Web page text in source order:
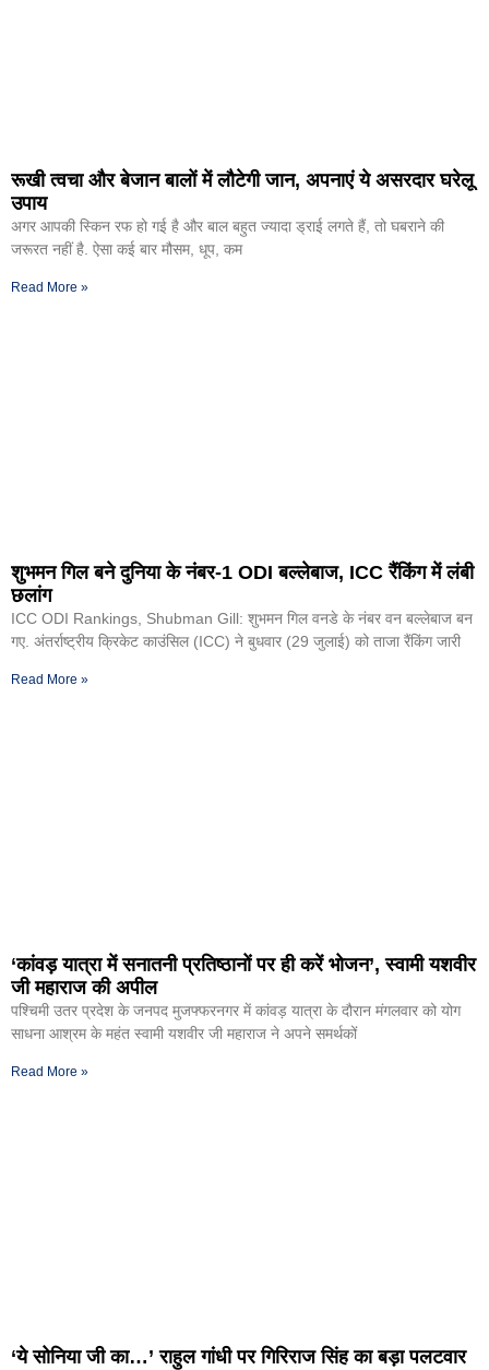
रूखी त्वचा और बेजान बालों में लौटेगी जान, अपनाएं ये असरदार घरेलू
उपाय
अगर आपकी स्किन रफ हो गई है और बाल बहुत ज्यादा ड्राई लगते हैं, तो घबराने की
जरूरत नहीं है. ऐसा कई बार मौसम, धूप, कम
Read More »
शुभमन गिल बने दुनिया के नंबर-1 ODI बल्लेबाज, ICC रैंकिंग में लंबी
छलांग
ICC ODI Rankings, Shubman Gill: शुभमन गिल वनडे के नंबर वन बल्लेबाज बन
गए. अंतर्राष्ट्रीय क्रिकेट काउंसिल (ICC) ने बुधवार (29 जुलाई) को ताजा रैंकिंग जारी
Read More »
‘कांवड़ यात्रा में सनातनी प्रतिष्ठानों पर ही करें भोजन’, स्वामी यशवीर
जी महाराज की अपील
पश्चिमी उतर प्रदेश के जनपद मुजफ्फरनगर में कांवड़ यात्रा के दौरान मंगलवार को योग
साधना आश्रम के महंत स्वामी यशवीर जी महाराज ने अपने समर्थकों
Read More »
‘ये सोनिया जी का…’ राहुल गांधी पर गिरिराज सिंह का बड़ा पलटवार